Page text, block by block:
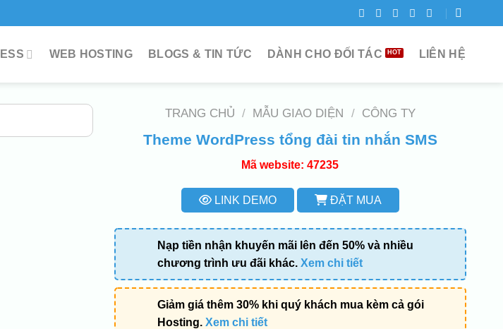
WEB HOSTING BLOGS & TIN TỨC DÀNH CHO ĐỐI TÁC LIÊN HỆ
TRANG CHỦ / MẪU GIAO DIỆN / CÔNG TY
Theme WordPress tổng đài tin nhắn SMS
Mã website: 47235
LINK DEMO ĐẶT MUA
Nạp tiền nhận khuyến mãi lên đến 50% và nhiều
chương trình ưu đãi khác. Xem chi tiết
Giảm giá thêm 30% khi quý khách mua kèm cả gói
Hosting. Xem chi tiết